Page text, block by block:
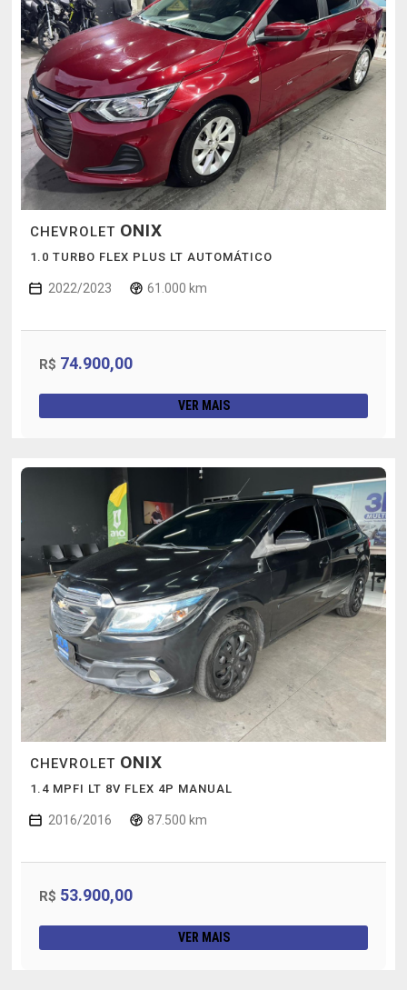
CHEVROLET ONIX
1.0 TURBO FLEX PLUS LT AUTOMÁTICO
2022/2023 61.000 km
R$ 74.900,00
VER MAIS
CHEVROLET ONIX
1.4 MPFI LT 8V FLEX 4P MANUAL
2016/2016 87.500 km
R$ 53.900,00
VER MAIS